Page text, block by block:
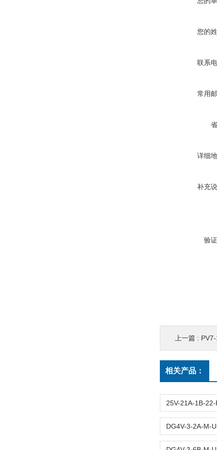
您的
联系
常用
详细
补充
验
上一篇 : PV7-1X/
相关产品：